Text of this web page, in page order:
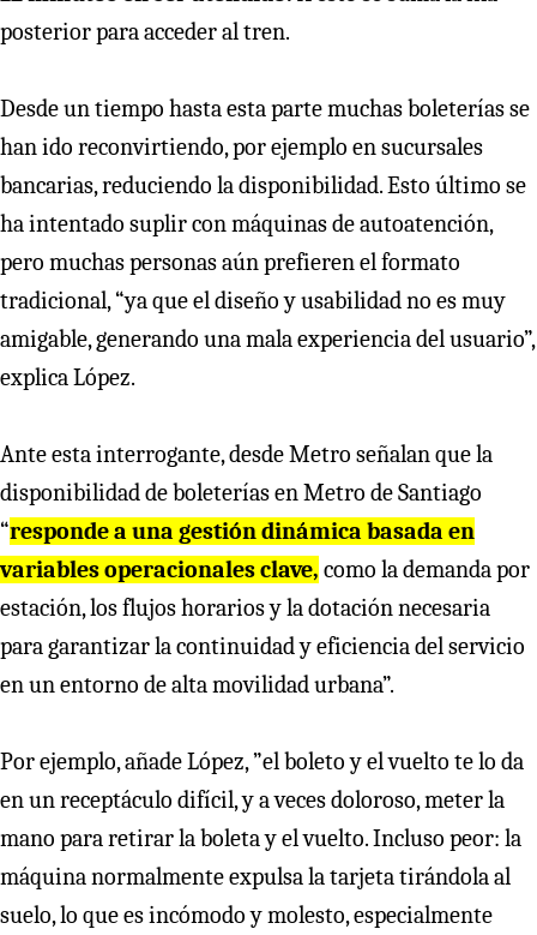
posterior para acceder al tren.
Desde un tiempo hasta esta parte muchas boleterías se
han ido reconvirtiendo, por ejemplo en sucursales
bancarias, reduciendo la disponibilidad. Esto último se
ha intentado suplir con máquinas de autoatención,
pero muchas personas aún prefieren el formato
tradicional, “ya que el diseño y usabilidad no es muy
amigable, generando una mala experiencia del usuario”,
explica López.
Ante esta interrogante, desde Metro señalan que la
disponibilidad de boleterías en Metro de Santiago
“responde a una gestión dinámica basada en
variables operacionales clave, como la demanda por
estación, los flujos horarios y la dotación necesaria
para garantizar la continuidad y eficiencia del servicio
en un entorno de alta movilidad urbana”.
Por ejemplo, añade López, ”el boleto y el vuelto te lo da
en un receptáculo difícil, y a veces doloroso, meter la
mano para retirar la boleta y el vuelto. Incluso peor: la
máquina normalmente expulsa la tarjeta tirándola al
suelo, lo que es incómodo y molesto, especialmente